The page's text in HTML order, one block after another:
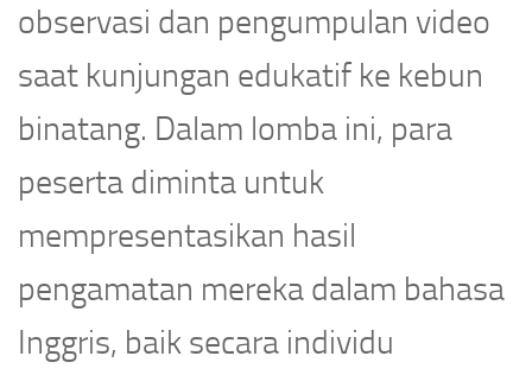
observasi dan pengumpulan video
saat kunjungan edukatif ke kebun
binatang. Dalam lomba ini, para
peserta diminta untuk
mempresentasikan hasil
pengamatan mereka dalam bahasa
Inggris, baik secara individu